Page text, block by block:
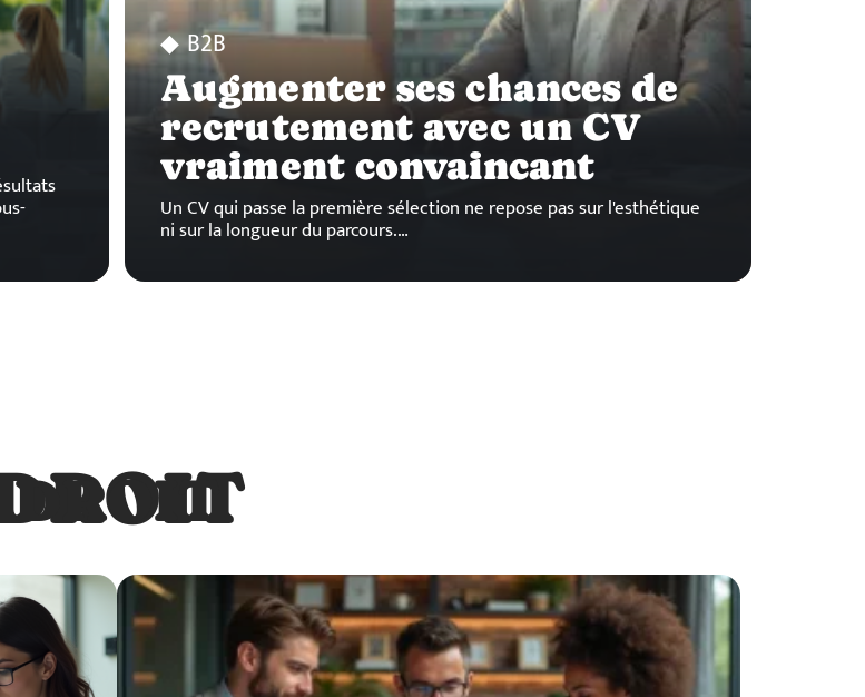
B2B
Augmenter ses chances de
recrutement avec un CV
vraiment convaincant
Un CV qui passe la première sélection ne repose pas sur l'esthétique
ni sur la longueur du parcours.…
DROIT